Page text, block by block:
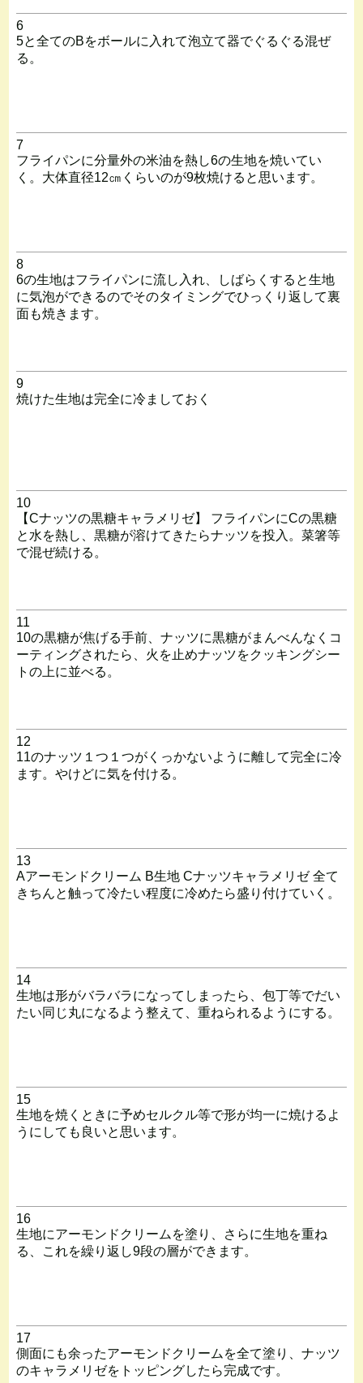
6
5と全てのBをボールに入れて泡立て器でぐるぐる混ぜ
る。
7
フライパンに分量外の米油を熱し6の生地を焼いてい
く。大体直径12㎝くらいのが9枚焼けると思います。
8
6の生地はフライパンに流し入れ、しばらくすると生地
に気泡ができるのでそのタイミングでひっくり返して裏
面も焼きます。
9
焼けた生地は完全に冷ましておく
10
【Cナッツの黒糖キャラメリゼ】 フライパンにCの黒糖
と水を熱し、黒糖が溶けてきたらナッツを投入。菜箸等
で混ぜ続ける。
11
10の黒糖が焦げる手前、ナッツに黒糖がまんべんなくコ
ーティングされたら、火を止めナッツをクッキングシー
トの上に並べる。
12
11のナッツ１つ１つがくっかないように離して完全に冷
ます。やけどに気を付ける。
13
Aアーモンドクリーム B生地 Cナッツキャラメリゼ 全て
きちんと触って冷たい程度に冷めたら盛り付けていく。
14
生地は形がバラバラになってしまったら、包丁等でだい
たい同じ丸になるよう整えて、重ねられるようにする。
15
生地を焼くときに予めセルクル等で形が均一に焼けるよ
うにしても良いと思います。
16
生地にアーモンドクリームを塗り、さらに生地を重ね
る、これを繰り返し9段の層ができます。
17
側面にも余ったアーモンドクリームを全て塗り、ナッツ
のキャラメリゼをトッピングしたら完成です。